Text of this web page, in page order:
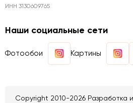
ИНН 3130609765
Наши социальные сети
Фотообои Картины
Copyright 2010-2026 Разработка